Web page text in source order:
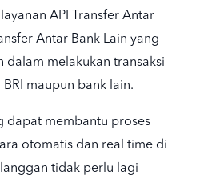
API Transfer Antar
Antar Bank Lain yang
dalam melakukan transaksi
maupun bank lain.
dapat membantu proses
otomatis dan real time di
tidak perlu lagi